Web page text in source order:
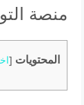
منصة
المحتويات [